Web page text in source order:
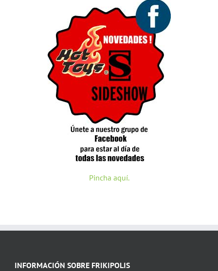
Pincha aquí.
INFORMACIÓN SOBRE FRIKIPOLIS